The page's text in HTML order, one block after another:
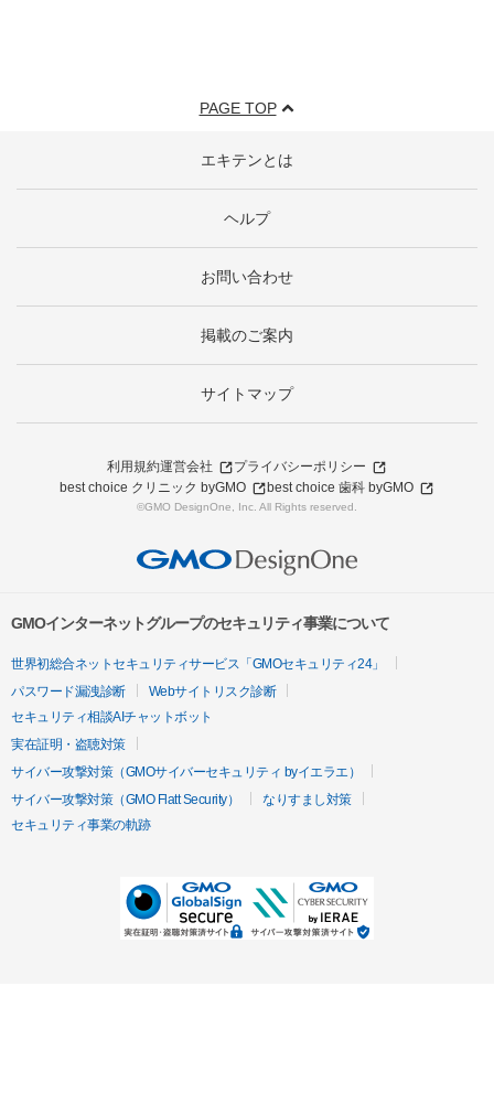
PAGE TOP
エキテンとは
ヘルプ
お問い合わせ
掲載のご案内
サイトマップ
利用規約運営会社
プライバシーポリシー
best choice クリニック byGMO
best choice 歯科 byGMO
©GMO DesignOne, Inc. All Rights reserved.
GMOインターネットグループのセキュリティ事業について
世界初総合ネットセキュリティサービス「GMOセキュリティ24」
パスワード漏洩診断
Webサイトリスク診断
セキュリティ相談AIチャットボット
実在証明・盗聴対策
サイバー攻撃対策（GMOサイバーセキュリティ byイエラエ）
サイバー攻撃対策（GMO Flatt Security）
なりすまし対策
セキュリティ事業の軌跡